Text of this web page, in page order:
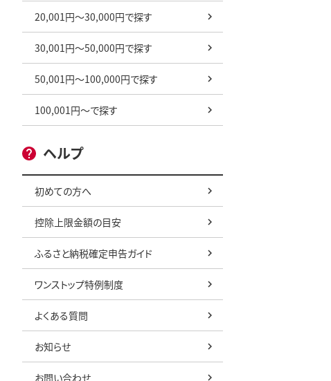
20,001円～30,000円で探す
30,001円～50,000円で探す
50,001円～100,000円で探す
100,001円～で探す
ヘルプ
初めての方へ
控除上限金額の目安
ふるさと納税確定申告ガイド
ワンストップ特例制度
よくある質問
お知らせ
お問い合わせ